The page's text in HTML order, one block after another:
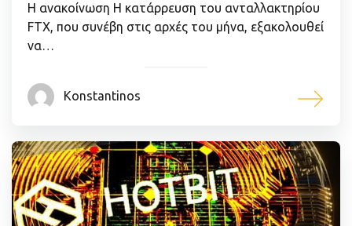
Η ανακοίνωση Η κατάρρευση του ανταλλακτηρίου
FTX, που συνέβη στις αρχές του μήνα, εξακολουθεί
να…
Konstantinos